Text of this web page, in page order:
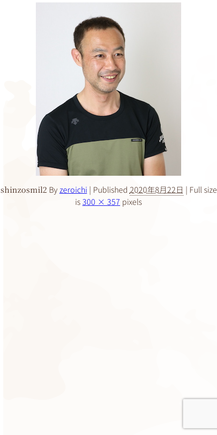
shinzosmil2 Byzeroichi | Published 2020年8月22日 | Full size
is300 × 357 pixels